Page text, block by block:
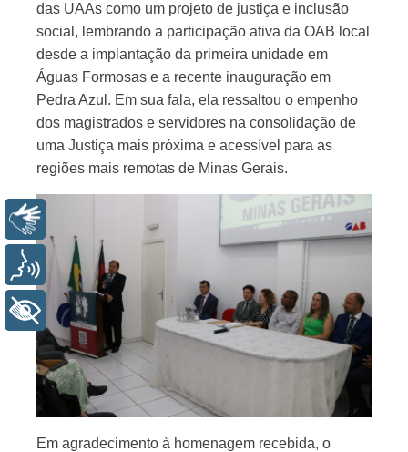
das UAAs como um projeto de justiça e inclusão
social, lembrando a participação ativa da OAB local
desde a implantação da primeira unidade em
Águas Formosas e a recente inauguração em
Pedra Azul. Em sua fala, ela ressaltou o empenho
dos magistrados e servidores na consolidação de
uma Justiça mais próxima e acessível para as
regiões mais remotas de Minas Gerais.
Em agradecimento à homenagem recebida, o
Voz
+ Acessibilidade